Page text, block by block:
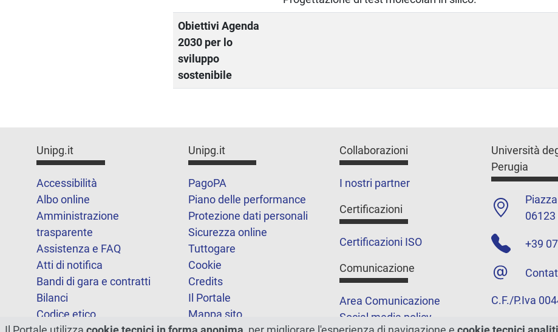
Obiettivi Agenda
2030 per lo
sviluppo
sostenibile
Unipg.it
Accessibilità
Albo online
Amministrazione
trasparente
Assistenza e FAQ
Atti di notifica
Bandi di gara e contratti
Bilanci
Codice etico
Unipg.it
PagoPA
Piano delle performance
Protezione dati personali
Sicurezza online
Tuttogare
Cookie
Credits
Il Portale
Mappa sito
Collaborazioni
I nostri partner
Certificazioni
Certificazioni ISO
Comunicazione
Area Comunicazione
Social media policy
Università
Perugia
06123
+39
C.F./P.Iva